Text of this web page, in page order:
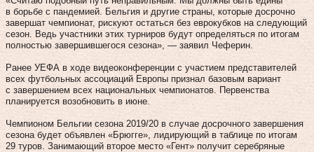
в борьбе с пандемией. Бельгия и другие страны, которые досрочно
завершат чемпионат, рискуют остаться без еврокубков на следующий
сезон. Ведь участники этих турниров будут определяться по итогам
полностью завершившегося сезона», — заявил Чеферин.
Ранее УЕФА в ходе видеоконференции с участием представителей
всех футбольных ассоциаций Европы признал базовым вариант
с завершением всех национальных чемпионатов. Первенства
планируется возобновить в июне.
Чемпионом Бельгии сезона 2019/20 в случае досрочного завершения
сезона будет объявлен «Брюгге», лидирующий в таблице по итогам
29 туров. Занимающий второе место «Гент» получит серебряные